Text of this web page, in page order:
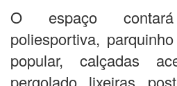
O espaço
poliesportiva,
popular, calçadas
pergolado, lixeiras,